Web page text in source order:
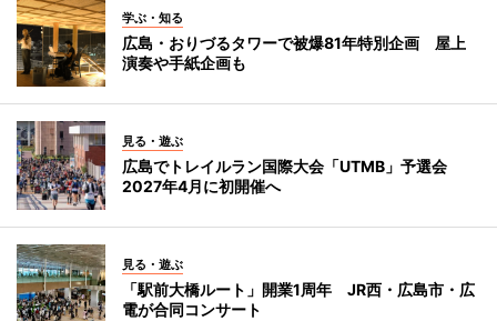
学ぶ・知る
広島・おりづるタワーで被爆81年特別企画 屋上
演奏や手紙企画も
見る・遊ぶ
広島でトレイルラン国際大会「UTMB」予選会
2027年4月に初開催へ
見る・遊ぶ
「駅前大橋ルート」開業1周年 JR西・広島市・広
電が合同コンサート